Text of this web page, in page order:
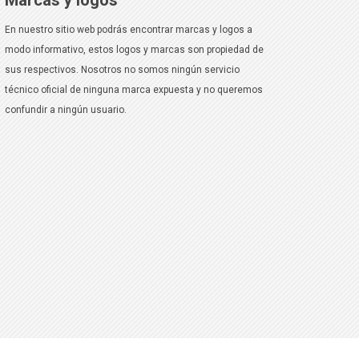
En nuestro sitio web podrás encontrar marcas y logos a
modo informativo, estos logos y marcas son propiedad de
sus respectivos. Nosotros no somos ningún servicio
técnico oficial de ninguna marca expuesta y no queremos
confundir a ningún usuario.